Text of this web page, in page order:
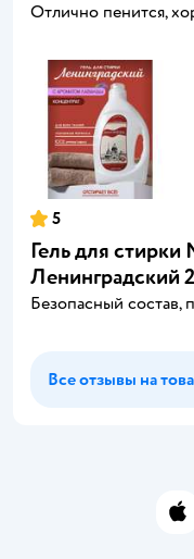
Отлично пенится,
5
Гель для
Ленинградский
Безопасный состав,
Все отзывы на